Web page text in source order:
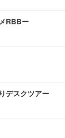
RBBー
デスクツアー